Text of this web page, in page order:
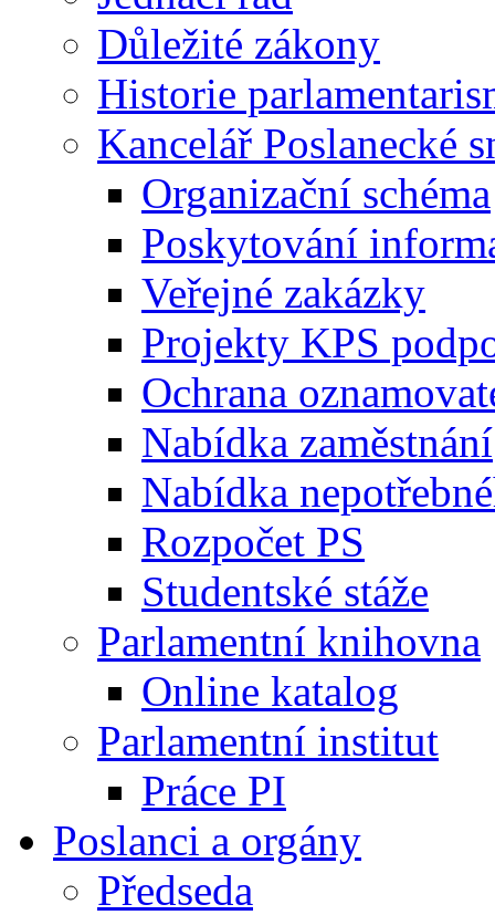
Důležité zákony
Historie
Kancelář Poslanecké
Organizační schéma
Poskytování
Veřejné zakázky
Projekty KPS
Ochrana
Nabídka zaměstnání
Nabídka
Rozpočet PS
Studentské stáže
Parlamentní knihovna
Online katalog
Parlamentní institut
Práce PI
Poslanci a orgány
Předseda